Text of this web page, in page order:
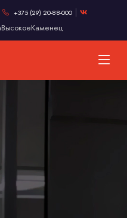
+375 (29) 20-88-000
ВысокоеКаменец